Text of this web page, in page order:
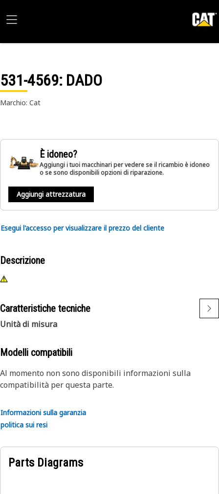
531-4569: DADO
Marchio: Cat
È idoneo?
Aggiungi i tuoi macchinari per vedere se il ricambio è idoneo
o se sono disponibili opzioni di riparazione.
Aggiungi attrezzatura
Esegui l'accesso per visualizzare il prezzo del cliente
Descrizione
Caratteristiche tecniche
Unità di misura
Modelli compatibili
Al momento non sono disponibili informazioni sulla
compatibilità per questa parte.
Informazioni sulla garanzia
politica sui resi
Parts Diagrams